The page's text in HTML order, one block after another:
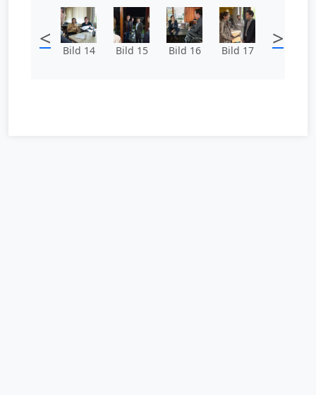
< Bild 14 Bild 15 Bild 16 Bild 17 >